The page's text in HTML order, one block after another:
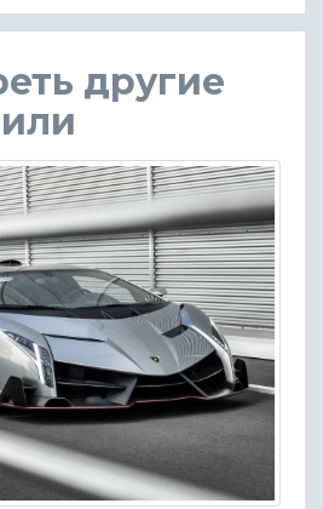
другие